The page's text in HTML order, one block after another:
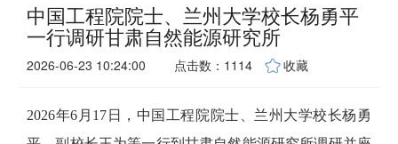
中国工程院院士、兰州大学校长杨勇平
一行调研甘肃自然能源研究所
2026-06-23 10:24:00 点击数：1114 收藏
2026年6月17日，中国工程院院士、兰州大学校长杨勇